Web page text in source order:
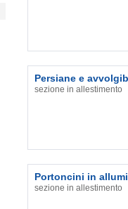
Persiane e
sezione in allestimento
Portoncini in
sezione in allestimento